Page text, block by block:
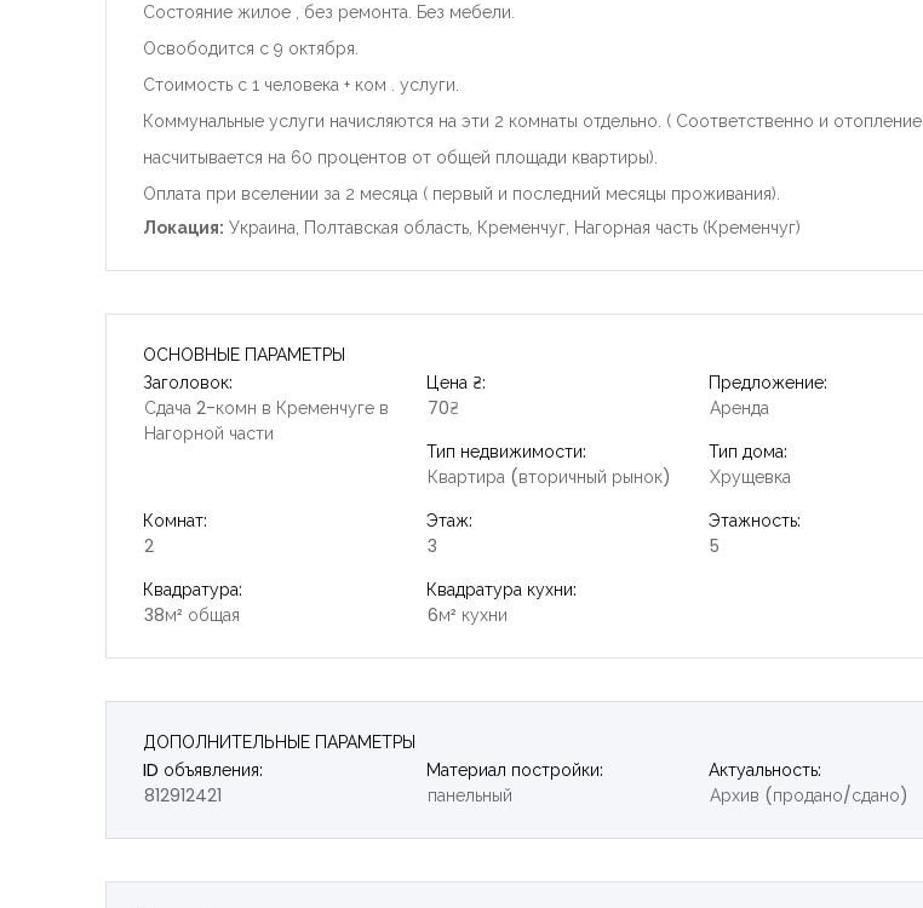
Состояние жилое , без ремонта. Без мебели.
Освободится с 9 октября.
Стоимость с 1 человека + ком . услуги.
Коммунальные услуги начисляются на эти 2 комнаты отдельно. ( Соответственно и отопление
насчитывается на 60 процентов от общей площади квартиры).
Оплата при вселении за 2 месяца ( первый и последний месяцы проживания).
Локация: Украина, Полтавская область, Кременчуг, Нагорная часть (Кременчуг)
ОСНОВНЫЕ ПАРАМЕТРЫ
Заголовок:
Сдача 2-комн в Кременчуге в
Нагорной части
Цена ₴:
70₴
Предложение:
Аренда
Тип недвижимости:
Квартира (вторичный рынок)
Тип дома:
Хрущевка
Комнат:
2
Этаж:
3
Этажность:
5
Квадратура:
38м² общая
Квадратура кухни:
6м² кухни
ДОПОЛНИТЕЛЬНЫЕ ПАРАМЕТРЫ
ID объявления:
812912421
Материал постройки:
панельный
Актуальность:
Архив (продано/сдано)